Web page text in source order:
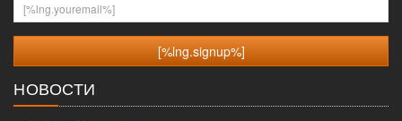
НОВОСТИ